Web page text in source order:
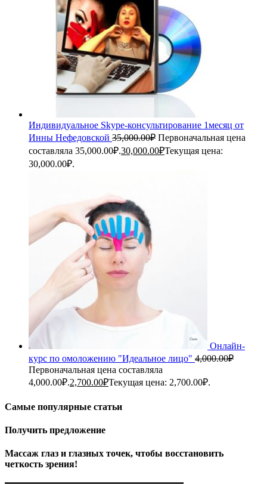
Индивидуальное Skype-консультирование 1месяц от
Инны Нефедовской 35,000.00₽ Первоначальная цена
составляла 35,000.00₽.30,000.00₽Текущая цена:
30,000.00₽.
Онлайн-
курс по омоложению "Идеальное лицо" 4,000.00₽
Первоначальная цена составляла
4,000.00₽.2,700.00₽Текущая цена: 2,700.00₽.
Самые популярные статьи
Получить предложение
Массаж глаз и глазных точек, чтобы восстановить
четкость зрения!